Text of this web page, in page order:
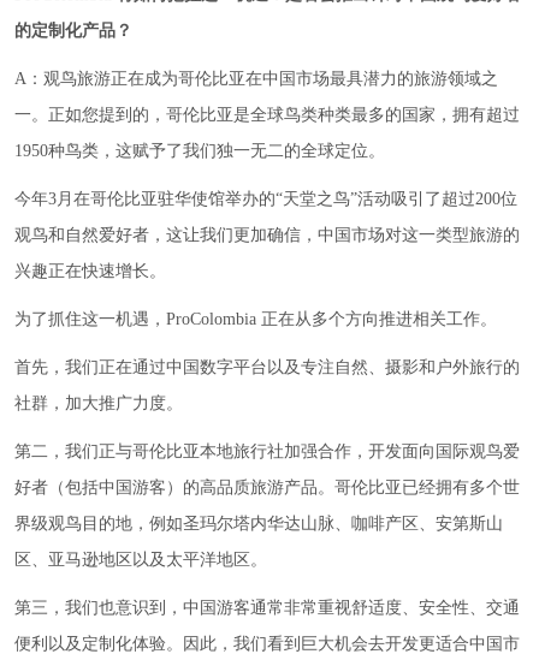
的定制化产品？
A：观鸟旅游正在成为哥伦比亚在中国市场最具潜力的旅游领域之
一。正如您提到的，哥伦比亚是全球鸟类种类最多的国家，拥有超过
1950种鸟类，这赋予了我们独一无二的全球定位。
今年3月在哥伦比亚驻华使馆举办的“天堂之鸟”活动吸引了超过200位
观鸟和自然爱好者，这让我们更加确信，中国市场对这一类型旅游的
兴趣正在快速增长。
为了抓住这一机遇，ProColombia 正在从多个方向推进相关工作。
首先，我们正在通过中国数字平台以及专注自然、摄影和户外旅行的
社群，加大推广力度。
第二，我们正与哥伦比亚本地旅行社加强合作，开发面向国际观鸟爱
好者（包括中国游客）的高品质旅游产品。哥伦比亚已经拥有多个世
界级观鸟目的地，例如圣玛尔塔内华达山脉、咖啡产区、安第斯山
区、亚马逊地区以及太平洋地区。
第三，我们也意识到，中国游客通常非常重视舒适度、安全性、交通
便利以及定制化体验。因此，我们看到巨大机会去开发更适合中国市